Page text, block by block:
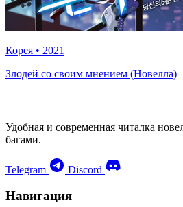
Корея • 2021
Злодей со своим мнением (Новелла)
Удобная и современная читалка
багами.
Telegram Discord
Навигация